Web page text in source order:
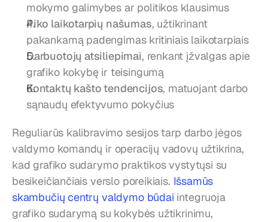
mokymo galimybes ar politikos klausimus
Piko laikotarpių našumas, užtikrinant
pakankamą padengimas kritiniais laikotarpiais
Darbuotojų atsiliepimai, renkant įžvalgas apie
grafiko kokybę ir teisingumą
Kontaktų kašto tendencijos, matuojant darbo
sąnaudų efektyvumo pokyčius
Reguliarūs kalibravimo sesijos tarp darbo jėgos
valdymo komandų ir operacijų vadovų užtikrina,
kad grafiko sudarymo praktikos vystytųsi su
besikeičiančiais verslo poreikiais. Išsamūs
skambučių centrų valdymo būdai integruoja
grafiko sudarymą su kokybės užtikrinimu,